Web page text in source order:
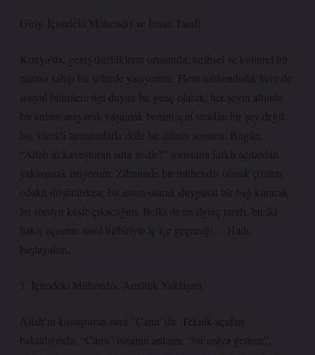
Giriş: İçimdeki Mühendis ve İnsan Tarafı
Konya’da, geniş düzlüklerin ortasında, tarihsel ve kültürel bir
mirasa sahip bir şehirde yaşıyorum. Hem mühendislik hem de
sosyal bilimlere ilgi duyan bir genç olarak, her şeyin altında
bir anlam arayarak yaşamak benim için sıradan bir şey değil;
bu, sürekli tartışmalarla dolu bir zihnin sonucu. Bugün,
“Allah’ın kavuşturan ismi nedir?” sorusuna farklı açılardan
yaklaşmak istiyorum. Zihnimde bir mühendis olarak çözüm
odaklı düşünürken, bir insan olarak duygusal bir bağ kurarak
bu soruyu keşfe çıkacağım. Belki de en ilginç tarafı, bu iki
bakış açısının nasıl birbiriyle iç içe geçeceği… Hadi,
başlayalım.
1. İçimdeki Mühendis: Analitik Yaklaşım
Allah’ın kavuşturan ismi “Cami”dir. Teknik açıdan
bakıldığında, “Cami” isminin anlamı, “bir araya getiren”,